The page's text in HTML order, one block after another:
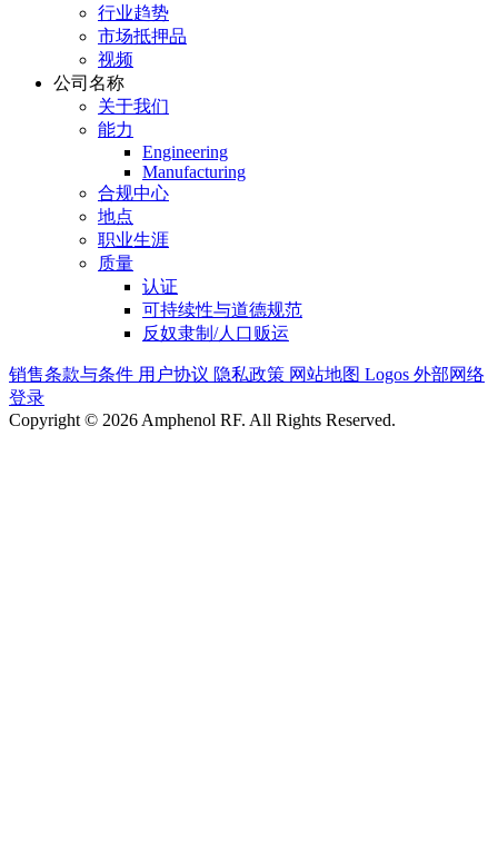
行业趋势
市场抵押品
视频
公司名称
关于我们
能力
Engineering
Manufacturing
合规中心
地点
职业生涯
质量
认证
可持续性与道德规范
反奴隶制/人口贩运
销售条款与条件 用户协议 隐私政策 网站地图 Logos 外部网络
登录
Copyright © 2026 Amphenol RF. All Rights Reserved.